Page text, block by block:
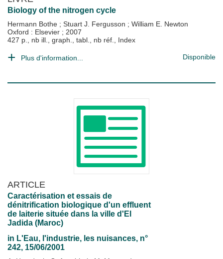
Biology of the nitrogen cycle
Hermann Bothe ; Stuart J. Fergusson ; William E. Newton
Oxford : Elsevier ; 2007
427 p., nb ill., graph., tabl., nb réf., Index
Plus d'information... Disponible
ARTICLE
Caractérisation et essais de
dénitrification biologique d'un effluent
de laiterie située dans la ville d'El
Jadida (Maroc)
in L'Eau, l'industrie, les nuisances, n°
242, 15/06/2001